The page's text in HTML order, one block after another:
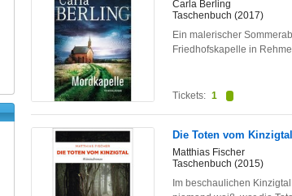
Carla Berling
Taschenbuch (2017)
Ein malerischer
Friedhofskapelle in
Tickets: 1
Die Toten vom Kinzigtal
Matthias Fischer
Taschenbuch (2015)
Im beschaulichen